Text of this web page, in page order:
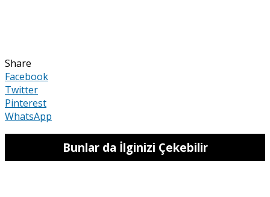
Share
Facebook
Twitter
Pinterest
WhatsApp
Bunlar da İlginizi Çekebilir